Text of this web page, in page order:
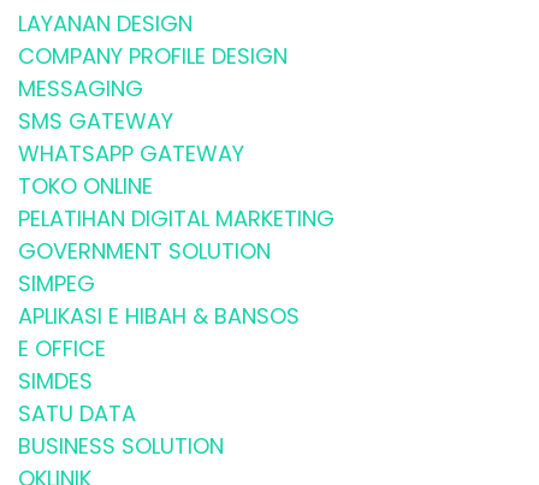
LAYANAN DESIGN
COMPANY PROFILE DESIGN
MESSAGING
SMS GATEWAY
WHATSAPP GATEWAY
TOKO ONLINE
PELATIHAN DIGITAL MARKETING
GOVERNMENT SOLUTION
SIMPEG
APLIKASI E HIBAH & BANSOS
E OFFICE
SIMDES
SATU DATA
BUSINESS SOLUTION
QKLINIK